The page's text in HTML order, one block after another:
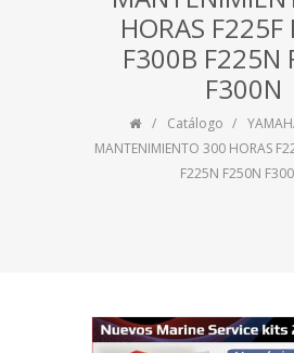
HORAS
F300B F225N
F300N
Catálogo
MANTENIMIENTO 300 HORAS
F225N F250N